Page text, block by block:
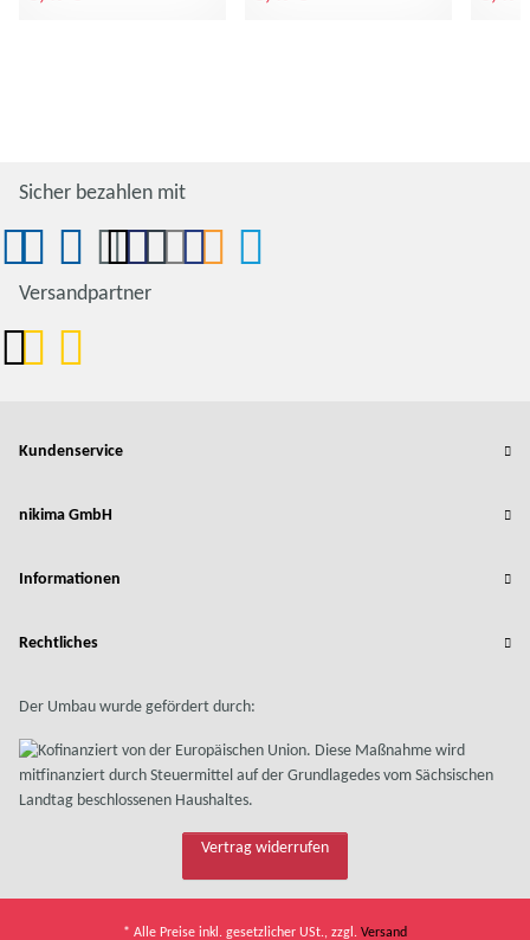
Sicher bezahlen mit
Versandpartner
Kundenservice
nikima GmbH
Informationen
Rechtliches
Der Umbau wurde gefördert durch:
Vertrag widerrufen
* Alle Preise inkl. gesetzlicher USt., zzgl. Versand